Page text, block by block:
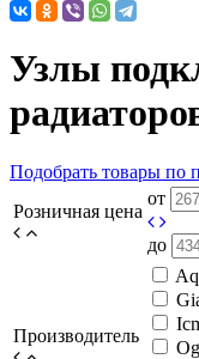
Узлы
Подобрать товары по
Розничная цена
от
до
Производитель